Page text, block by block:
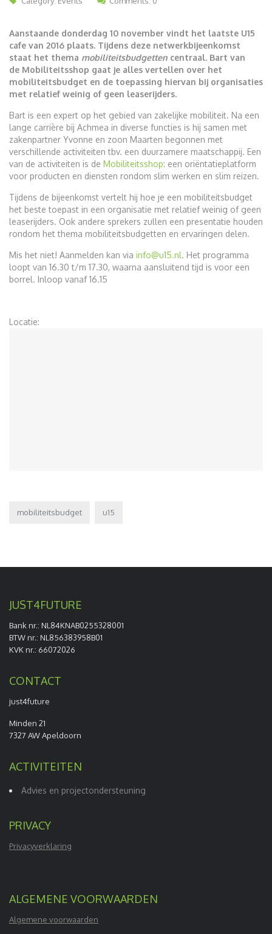
Aanstaande donderdag 10 november vindt het laatste U15
cafe van 2016 plaats. Tijdens deze netwerkbijeenkomst
staat het thema mobiliteitsbudgetten centraal. Bart van
de Mobiliteitsshop gaat je alles vertellen over het
mobiliteitsbudget en de toepassing hiervan bij organisaties
met relatief weinig of geen leaserijders.
Bart is een expert op het gebied van zakelijke mobiliteit. Na een
lange carrière bij Achmea in diverse functies is hij samen met
zakenpartner Yvonne en zoon Maarten begonnen met
verschillende activiteiten tbv. een duurzamere maatschappij. Een
van de activiteiten is de Mobiliteitsshop: een oriëntatieplatform
voor producten en diensten rondom slim werken en slim reizen.
Tijdens de bijeenkomst vertelt hij hoe je een mobiliteitsbudget
het beste toepast in een organisatie met relatief weinig of geen
leaserijders. Ook andere sprekers zullen een presentatie houden
rondom het thema mobiliteitsbudgetten en ervaringen delen.
Mis het niet! Aanmelden kan via info@u15.nl. Het programma
loopt van 16.30 t/m 17.30, waarna aansluitend tijd is voor een
borrel. Inloop vanaf 16.15
Locatie:
mobiliteitsbudget u15
JUST4FUTURE
Bank nr.: NL84KNAB0255328001
BTW nr.: NL856383958B01
KVK nr.: 66072026
CONTACT
just4future
Minden 21
7327 AW Apeldoorn
ACTIVITEITEN
Advies en projectondersteuning
PRIVACY
Privacyverklaring
ALGEMENE VOORWAARDEN
Algemene voorwaarden